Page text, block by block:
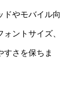
ドやモバイル向
ントサイズ、
すさを保ちま